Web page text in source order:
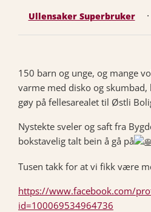
Ullensaker Superbruker ·
150 barn og unge, og mange
varme med disko og
gøy på fellesarealet til Østli
Nystekte sveler og saft fra
bokstavelig talt bein å gå på
Tusen takk for at vi fikk være
https://www.facebook.com/
id=100069534964736